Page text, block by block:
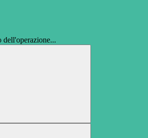
dell'operazione...